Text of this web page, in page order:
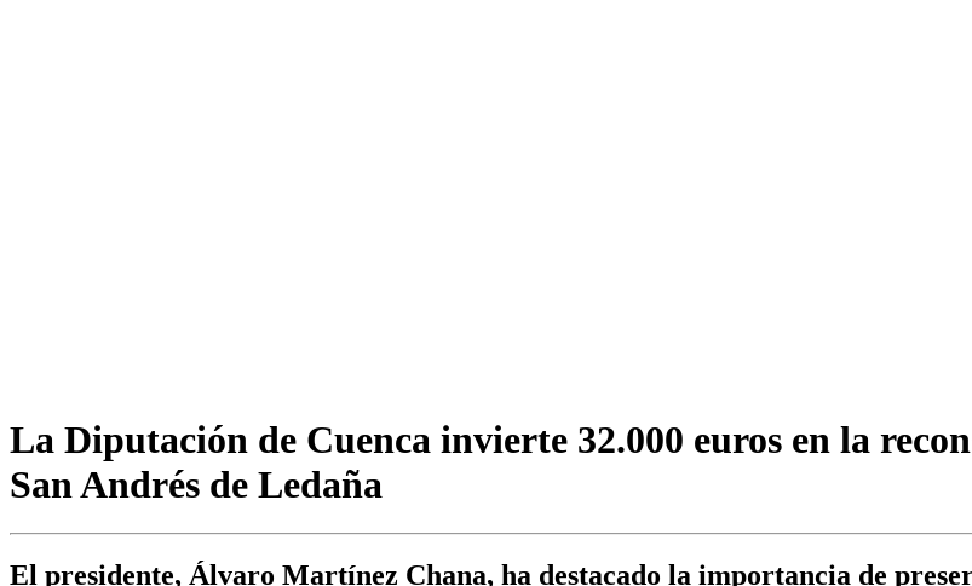
La Diputación de Cuenca invierte 32.000 euros en la
San Andrés de Ledaña
El presidente, Álvaro Martínez Chana, ha destacado la importancia de